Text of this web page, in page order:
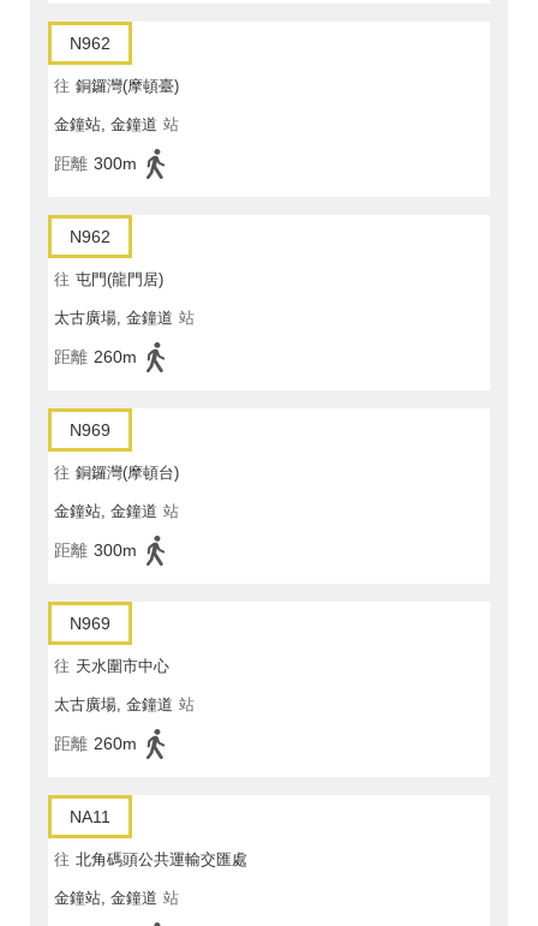
N962
往 銅鑼灣(摩頓臺)
金鐘站, 金鐘道 站
距離 300m
N962
往 屯門(龍門居)
太古廣場, 金鐘道 站
距離 260m
N969
往 銅鑼灣(摩頓台)
金鐘站, 金鐘道 站
距離 300m
N969
往 天水圍市中心
太古廣場, 金鐘道 站
距離 260m
NA11
往 北角碼頭公共運輸交匯處
金鐘站, 金鐘道 站